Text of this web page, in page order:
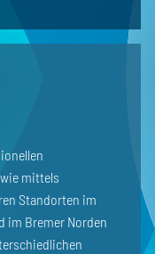
mittels
Standorten im
im Bremer Norden